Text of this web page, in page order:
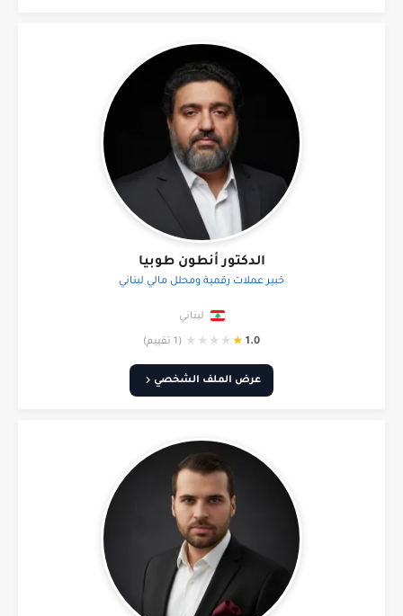
الدكتور أنطون طوبيا
خبير عملات رقمية ومحلل مالي لبناني
لبناني
1.0
★
★
★
★
★ (1 تقييم)
عرض الملف الشخصي